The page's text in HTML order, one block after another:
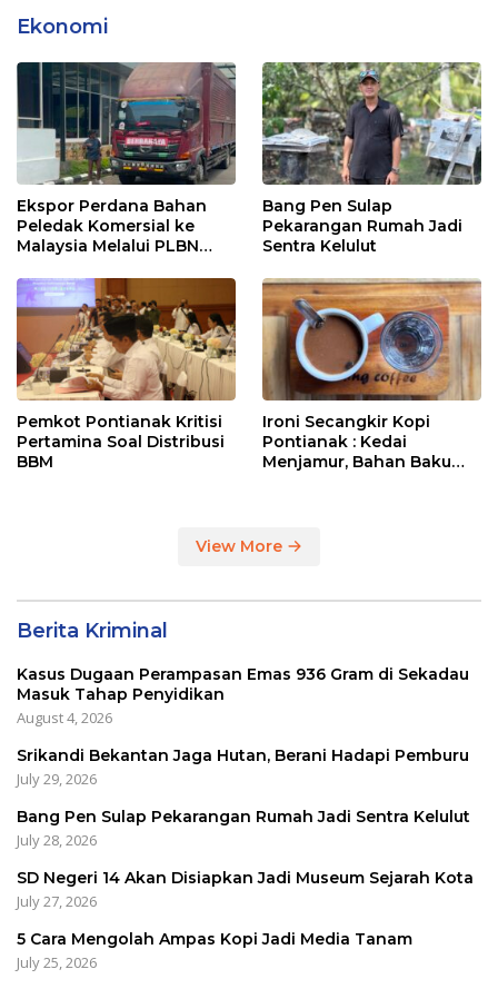
Ekonomi
Ekspor Perdana Bahan
Peledak Komersial ke
Malaysia Melalui PLBN
Bang Pen Sulap
Pekarangan Rumah Jadi
Sentra Kelulut
Pemkot Pontianak Kritisi
Pertamina Soal Distribusi
BBM
Ironi Secangkir Kopi
Pontianak : Kedai
Menjamur, Bahan Baku
View More
Berita Kriminal
Kasus Dugaan Perampasan Emas 936 Gram di Sekadau
Masuk Tahap Penyidikan
August 4, 2026
Srikandi Bekantan Jaga Hutan, Berani Hadapi Pemburu
July 29, 2026
Bang Pen Sulap Pekarangan Rumah Jadi Sentra Kelulut
July 28, 2026
SD Negeri 14 Akan Disiapkan Jadi Museum Sejarah Kota
July 27, 2026
5 Cara Mengolah Ampas Kopi Jadi Media Tanam
July 25, 2026